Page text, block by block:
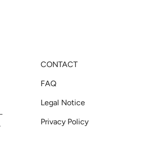
CONTACT
FAQ
Legal Notice
Privacy Policy